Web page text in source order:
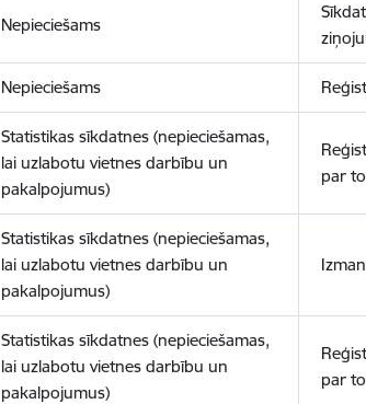
Nepieciešams
Nepieciešams
Statistikas sīkdatnes (nepieciešamas,
lai uzlabotu vietnes darbību un
pakalpojumus)
par
Statistikas sīkdatnes (nepieciešamas,
lai uzlabotu vietnes darbību un
pakalpojumus)
Statistikas sīkdatnes (nepieciešamas,
lai uzlabotu vietnes darbību un
pakalpojumus)
par